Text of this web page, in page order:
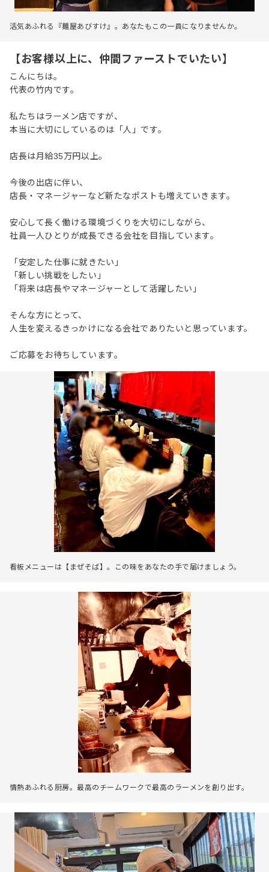
活気あふれる『麺屋あびすけ』。あなたもこの一員になりませんか。
【お客様以上に、仲間ファーストでいたい】
こんにちは。
代表の竹内です。
私たちはラーメン店ですが、
本当に大切にしているのは「人」です。
店長は月給35万円以上。
今後の出店に伴い、
店長・マネージャーなど新たなポストも増えていきます。
安心して長く働ける環境づくりを大切にしながら、
社員一人ひとりが成長できる会社を目指しています。
「安定した仕事に就きたい」
「新しい挑戦をしたい」
「将来は店長やマネージャーとして活躍したい」
そんな方にとって、
人生を変えるきっかけになる会社でありたいと思っています。
ご応募をお待ちしています。
看板メニューは【まぜそば】。この味をあなたの手で届けましょう。
情熱あふれる厨房。最高のチームワークで最高のラーメンを創り出す。